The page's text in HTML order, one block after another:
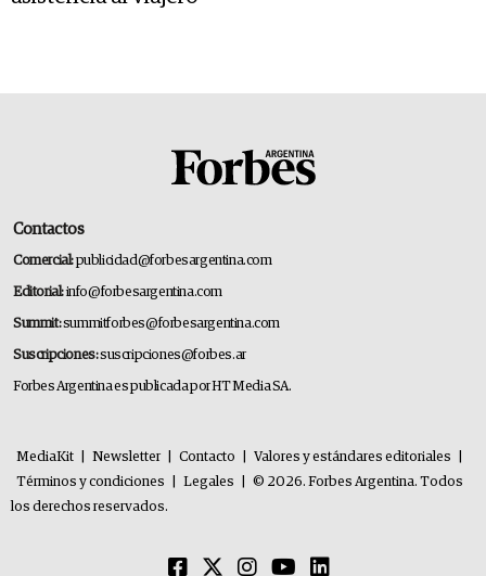
Contactos
Comercial:publicidad@forbesargentina.com
Editorial:info@forbesargentina.com
Summit:summitforbes@forbesargentina.com
Suscripciones:suscripciones@forbes.ar
Forbes Argentina es publicada por HT Media SA.
MediaKit Newsletter Contacto Valores y estándares editoriales
Términos y condiciones
Legales
© 2026. Forbes Argentina. Todos
los derechos reservados.